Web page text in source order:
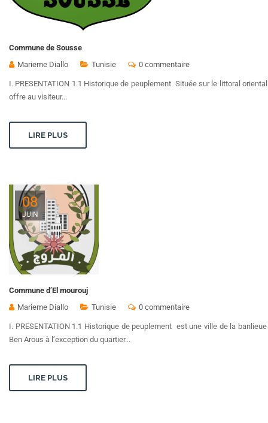
Commune de Sousse
Marieme Diallo
Tunisie 0 commentaire
I. PRESENTATION 1.1 Historique de peuplement Située sur le littoral
offre au visiteur...
LIRE PLUS
08
JUIN
Commune d’El mourouj
Marieme Diallo
Tunisie 0 commentaire
I. PRESENTATION 1.1 Historique de peuplement est une ville de la
Ben Arous à l’exception du quartier...
LIRE PLUS